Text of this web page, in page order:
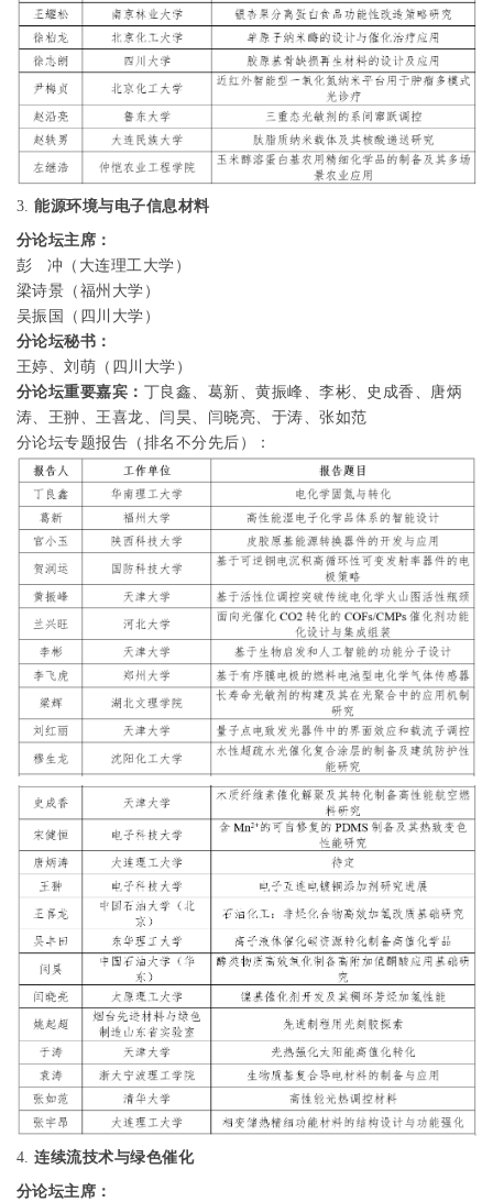
3.能源环境与电子信息材料
分论坛主席：
彭
冲（大连理工大学）
梁诗景（福州大学）
吴振国（四川大学）
分论坛秘书：
王婷、刘萌（四川大学）
分论坛重要嘉宾： 丁良鑫、葛新、黄振峰、李彬、史成香、唐炳
涛、王翀、王喜龙、闫昊、闫晓亮、于涛、张如范
分论坛专题报告（排名不分先后）：
4.连续流技术与绿色催化
分论坛主席：